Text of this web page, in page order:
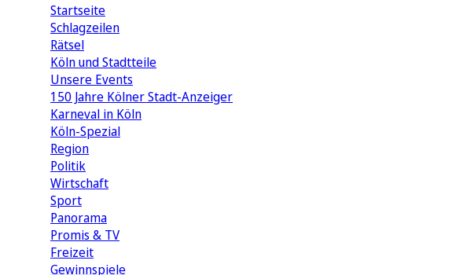
Startseite
Schlagzeilen
Rätsel
Köln und Stadtteile
Unsere Events
150 Jahre Kölner Stadt-Anzeiger
Karneval in Köln
Köln-Spezial
Region
Politik
Wirtschaft
Sport
Panorama
Promis & TV
Freizeit
Gewinnspiele